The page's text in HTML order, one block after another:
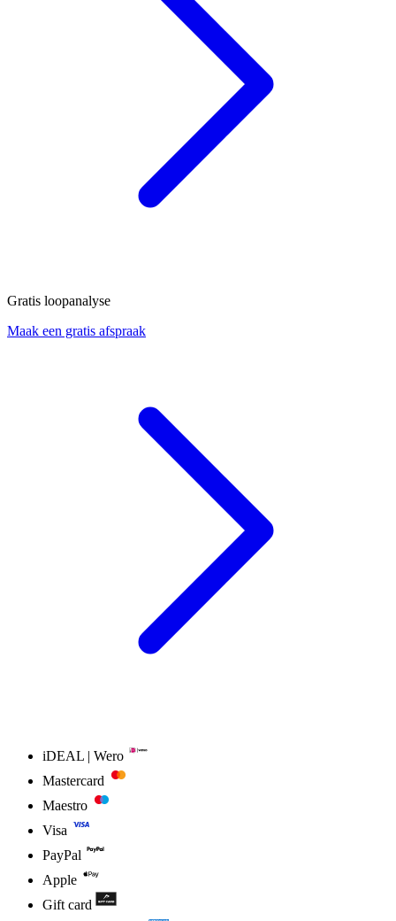
Gratis loopanalyse
Maak een gratis afspraak
iDEAL | Wero
Mastercard
Maestro
Visa
PayPal
Apple
Gift card